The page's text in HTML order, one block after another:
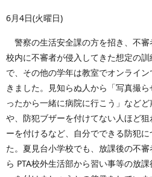
6月4日(火曜日)
警察の生活安全課の方を招き、不審
校内に不審者が侵入してきた想定の
で、その他の学年は教室でオンライ
きました。見知らぬ人から「写真撮
ったから一緒に病院に行こう」など
や、防犯ブザーを付けてない人ほど
ーを付けるなど、自分でできる防犯
た。夏見台小学校でも、放課後の不
ら PTA校外生活部から習い事等の放